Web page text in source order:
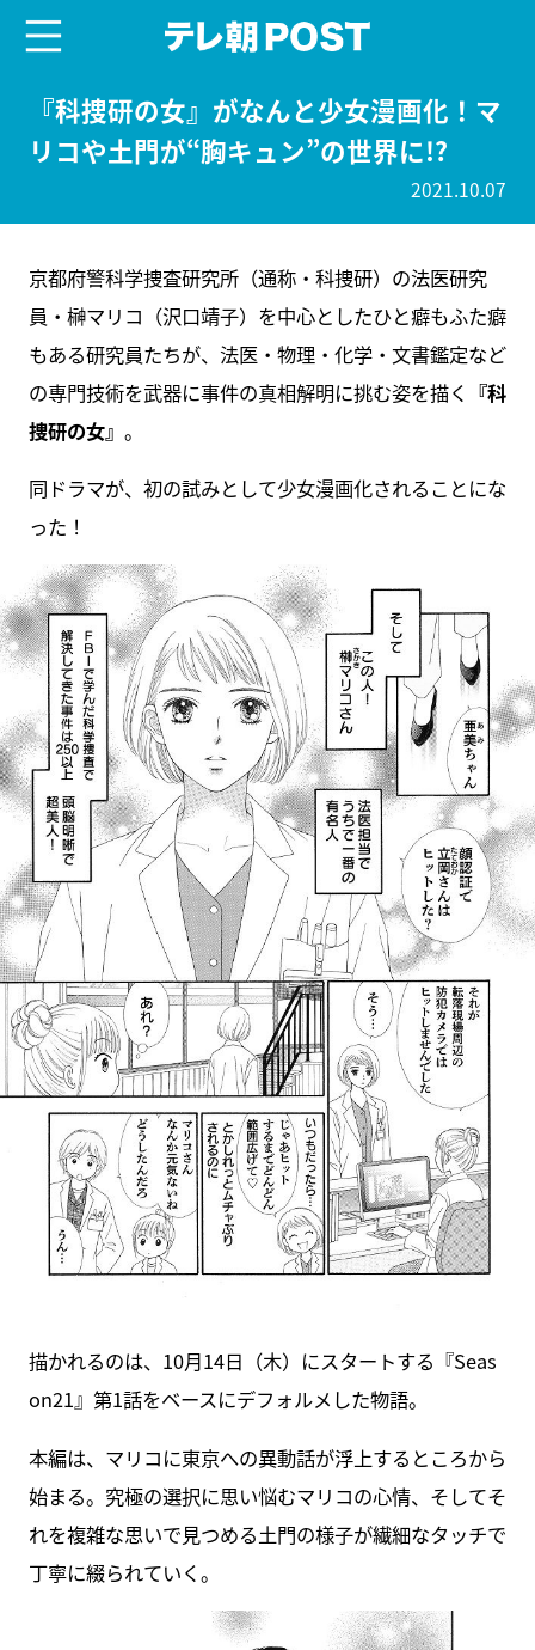
『科捜研の女』がなんと少女漫画化！マ
リコや土門が“胸キュン”の世界に!?
2021.10.07
京都府警科学捜査研究所（通称・科捜研）の法医研究
員・榊マリコ（沢口靖子）を中心としたひと癖もふた癖
もある研究員たちが、法医・物理・化学・文書鑑定など
の専門技術を武器に事件の真相解明に挑む姿を描く 『科
捜研の女』 。
同ドラマが、初の試みとして少女漫画化されることにな
った！
描かれるのは、10月14日（木）にスタートする『Seas
on21』第1話をベースにデフォルメした物語。
本編は、マリコに東京への異動話が浮上するところから
始まる。究極の選択に思い悩むマリコの心情、そしてそ
れを複雑な思いで見つめる土門の様子が繊細なタッチで
丁寧に綴られていく。